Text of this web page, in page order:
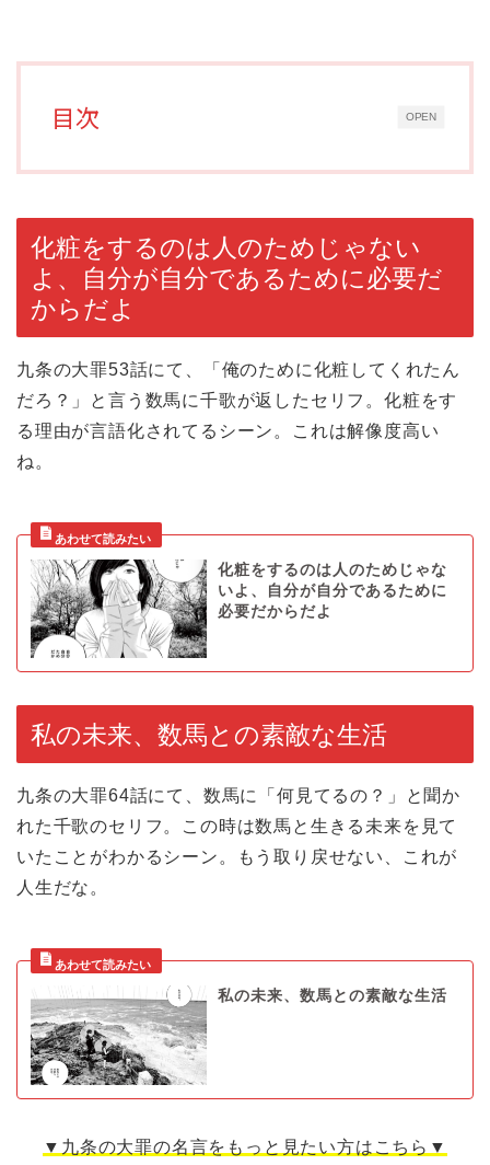
OPEN
目次
化粧をするのは人のためじゃない
よ、自分が自分であるために必要だ
からだよ
九条の大罪53話にて、「俺のために化粧してくれたん
だろ？」と言う数馬に千歌が返したセリフ。化粧をす
る理由が言語化されてるシーン。これは解像度高い
ね。
化粧をするのは人のためじゃな
いよ、自分が自分であるために
必要だからだよ
私の未来、数馬との素敵な生活
九条の大罪64話にて、数馬に「何見てるの？」と聞か
れた千歌のセリフ。この時は数馬と生きる未来を見て
いたことがわかるシーン。もう取り戻せない、これが
人生だな。
私の未来、数馬との素敵な生活
▼九条の大罪の名言をもっと見たい方はこちら▼